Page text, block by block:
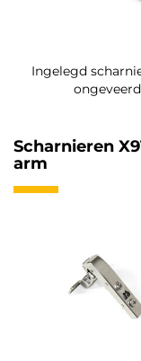
Ingelegd
ongeveerd
Scharnieren
arm